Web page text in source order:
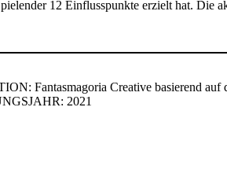
12 Einflusspunkte erzielt hat. Die
Fantasmagoria Creative basierend auf
2021